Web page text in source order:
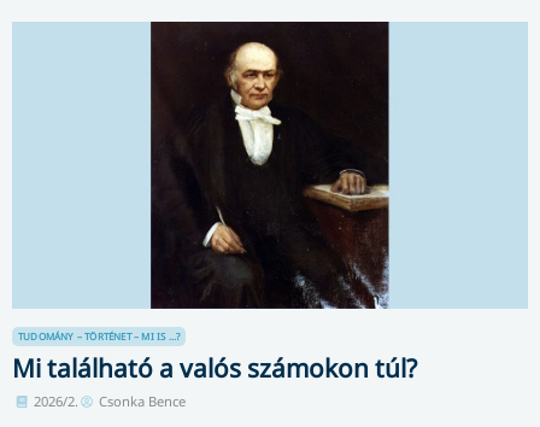
TUDOMÁNY – TÖRTÉNET – MI IS ...?
Mi található a valós számokon túl?
2026/2. Csonka Bence